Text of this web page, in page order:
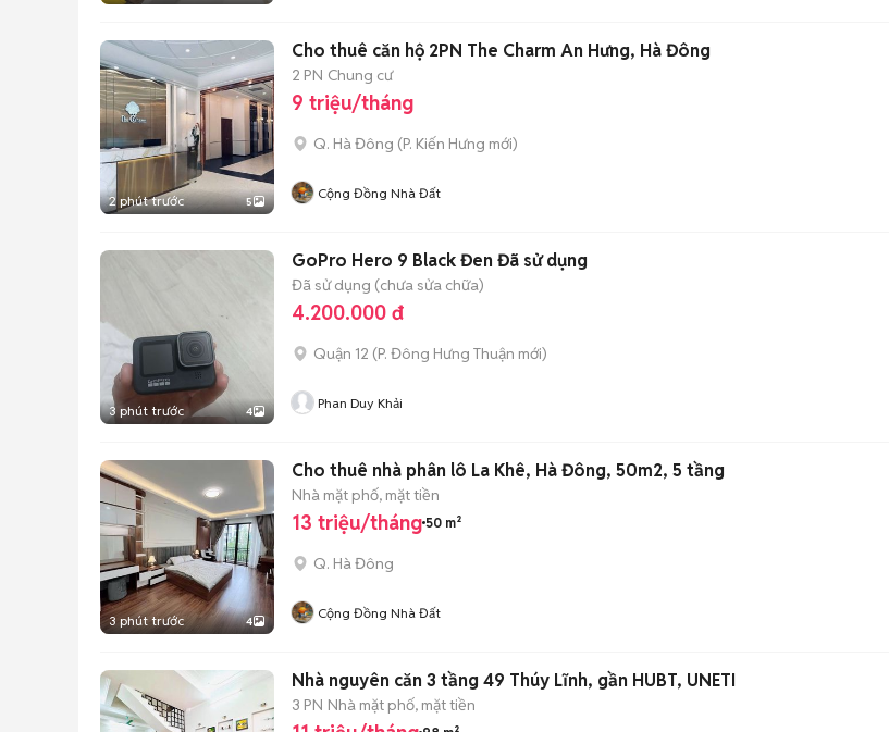
2 phút trước 5
Cho thuê căn hộ 2PN The Charm An Hưng, Hà Đông
2 PN Chung cư
9 triệu/tháng
Q. Hà Đông (P. Kiến Hưng mới)
Cộng Đồng Nhà Đất
3 phút trước 4
GoPro Hero 9 Black Đen Đã sử dụng
Đã sử dụng (chưa sửa chữa)
4.200.000 đ
Quận 12 (P. Đông Hưng Thuận mới)
Phan Duy Khải
3 phút trước 4
Cho thuê nhà phân lô La Khê, Hà Đông, 50m2, 5 tầng
Nhà mặt phố, mặt tiền
13 triệu/tháng 50 m²
Q. Hà Đông
Cộng Đồng Nhà Đất
Nhà nguyên căn 3 tầng 49 Thúy Lĩnh, gần HUBT, UNETI
3 PN Nhà mặt phố, mặt tiền